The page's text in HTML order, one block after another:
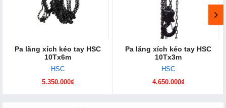
Pa lăng xích kéo tay HSC
10Tx6m
HSC
5.350.000₫
Pa lăng xích kéo tay HSC
10Tx3m
HSC
4.650.000₫